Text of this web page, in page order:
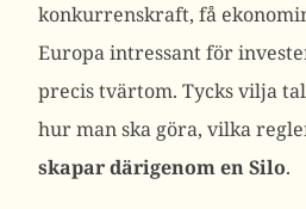
konkurrenskraft, få
Europa intressant för
precis tvärtom. Tycks vilja
hur man ska göra, vilka
skapar därigenom en Silo.